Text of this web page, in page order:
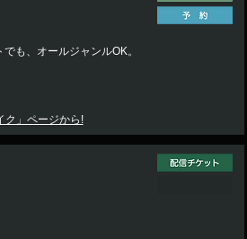
も、オールジャンルOK。
ク」ページから!